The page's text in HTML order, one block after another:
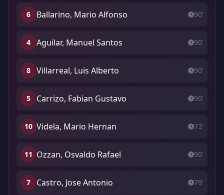
6 Ballarino, Mario Alfonso 90'
4 Aguilar, Manuel Santos 90'
8 Villarreal, Luis Alberto 90'
5 Carrizo, Fabian Gustavo 90'
10 Videla, Mario Hernan 73'
11 Ozzan, Osvaldo Rafael 90'
7 Castro, Jose Antonio 79'